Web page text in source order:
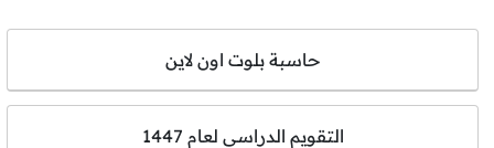
حاسبة بلوت اون لاين
التقويم الدراسي لعام 1447